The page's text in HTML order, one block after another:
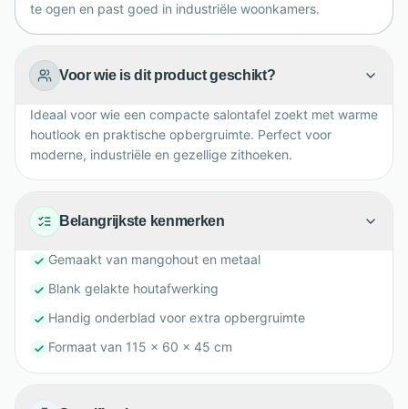
te ogen en past goed in industriële woonkamers.
Voor wie is dit product geschikt?
Ideaal voor wie een compacte salontafel zoekt met warme
houtlook en praktische opbergruimte. Perfect voor
moderne, industriële en gezellige zithoeken.
Belangrijkste kenmerken
Gemaakt van mangohout en metaal
Blank gelakte houtafwerking
Handig onderblad voor extra opbergruimte
Formaat van 115 x 60 x 45 cm